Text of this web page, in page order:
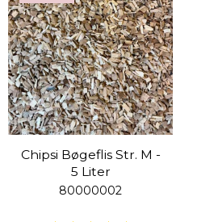
Chipsi Bøgeflis Str. M -
5 Liter
80000002